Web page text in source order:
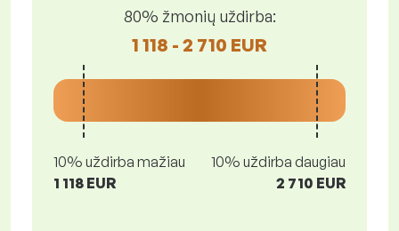
80% žmonių uždirba:
1 118 - 2 710 EUR
10% uždirba mažiau
1 118 EUR
10% uždirba daugiau
2 710 EUR